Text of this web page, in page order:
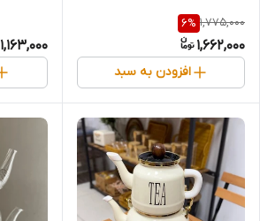
1,775,000
6%
1,662,000
افزودن به سبد
1,163,000